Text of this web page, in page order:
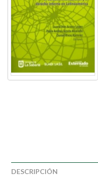
DESCRIPCIÓN